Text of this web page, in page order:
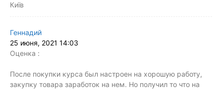
Київ
Геннадий
25 июня, 2021 14:03
Оценка :
После покупки курса был настроен на хорошую работу,
закупку товара заработок на нем. Но получил то что на